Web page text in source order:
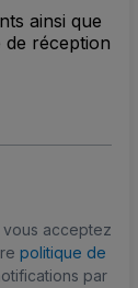
ainsi que
réception
vous acceptez
politique de
par